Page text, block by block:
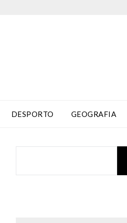
DESPORTO GEOGRAFIA